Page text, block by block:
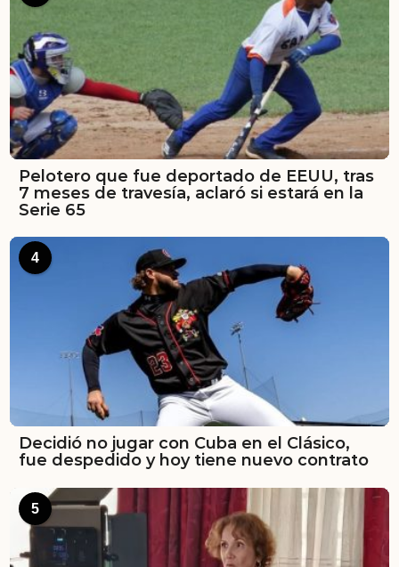
Pelotero que fue deportado de EEUU, tras
7 meses de travesía, aclaró si estará en la
Serie 65
4
Decidió no jugar con Cuba en el Clásico,
fue despedido y hoy tiene nuevo contrato
5